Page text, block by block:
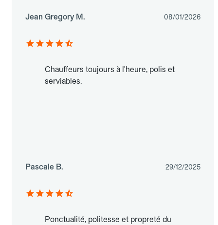
Jean Gregory M. 08/01/2026
Chauffeurs toujours à l'heure, polis et
serviables.
Pascale B. 29/12/2025
Ponctualité, politesse et propreté du